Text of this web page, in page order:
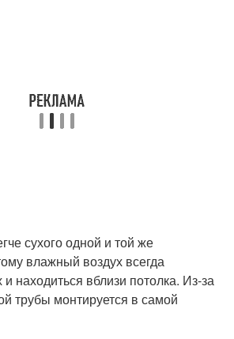
сухого одной и той же
влажный воздух всегда
находиться вблизи потолка. Из-за
трубы монтируется в самой